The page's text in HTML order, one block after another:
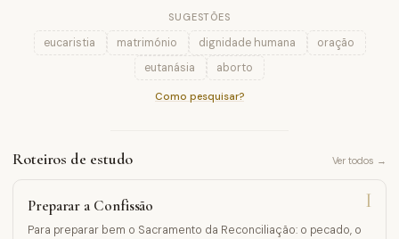
SUGESTÕES
eucaristia matrimónio dignidade humana
oração
eutanásia
aborto
Como pesquisar?
Roteiros de estudo Ver todos →
I
Preparar a Confissão
Para preparar bem o Sacramento da Reconciliação: o pecado, o